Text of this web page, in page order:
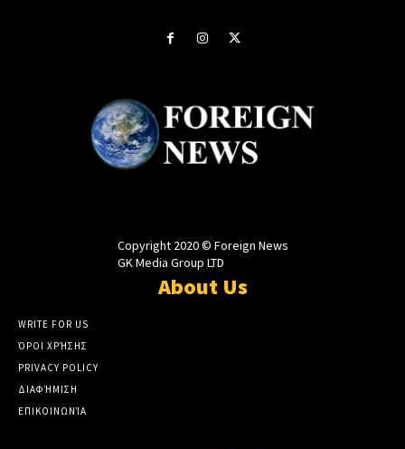
Copyright 2020 © Foreign News
GK Media Group LTD
About Us
WRITE FOR US
ΌΡΟΙ ΧΡΉΣΗΣ
PRIVACY POLICY
ΔΙΑΦΉΜΙΣΗ
ΕΠΙΚΟΙΝΩΝΊΑ